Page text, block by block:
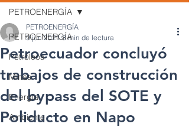
PETROENERGÍA
Petróleos
Minas
Energía
Ambiente
PETROENERGÍA
Petroecuador concluyó
trabajos de construcción
del bypass del SOTE y
Poliducto en Napo
PETROENERGÍA
9 jun 2021 3 min de lectura